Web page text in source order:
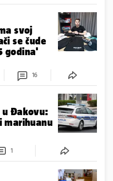
svoj
se čude
godina'
16
u Đakovu:
marihuanu
1